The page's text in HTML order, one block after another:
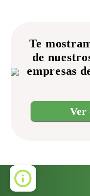
Te
de
empresas
Ver